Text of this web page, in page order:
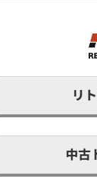
リ
中古